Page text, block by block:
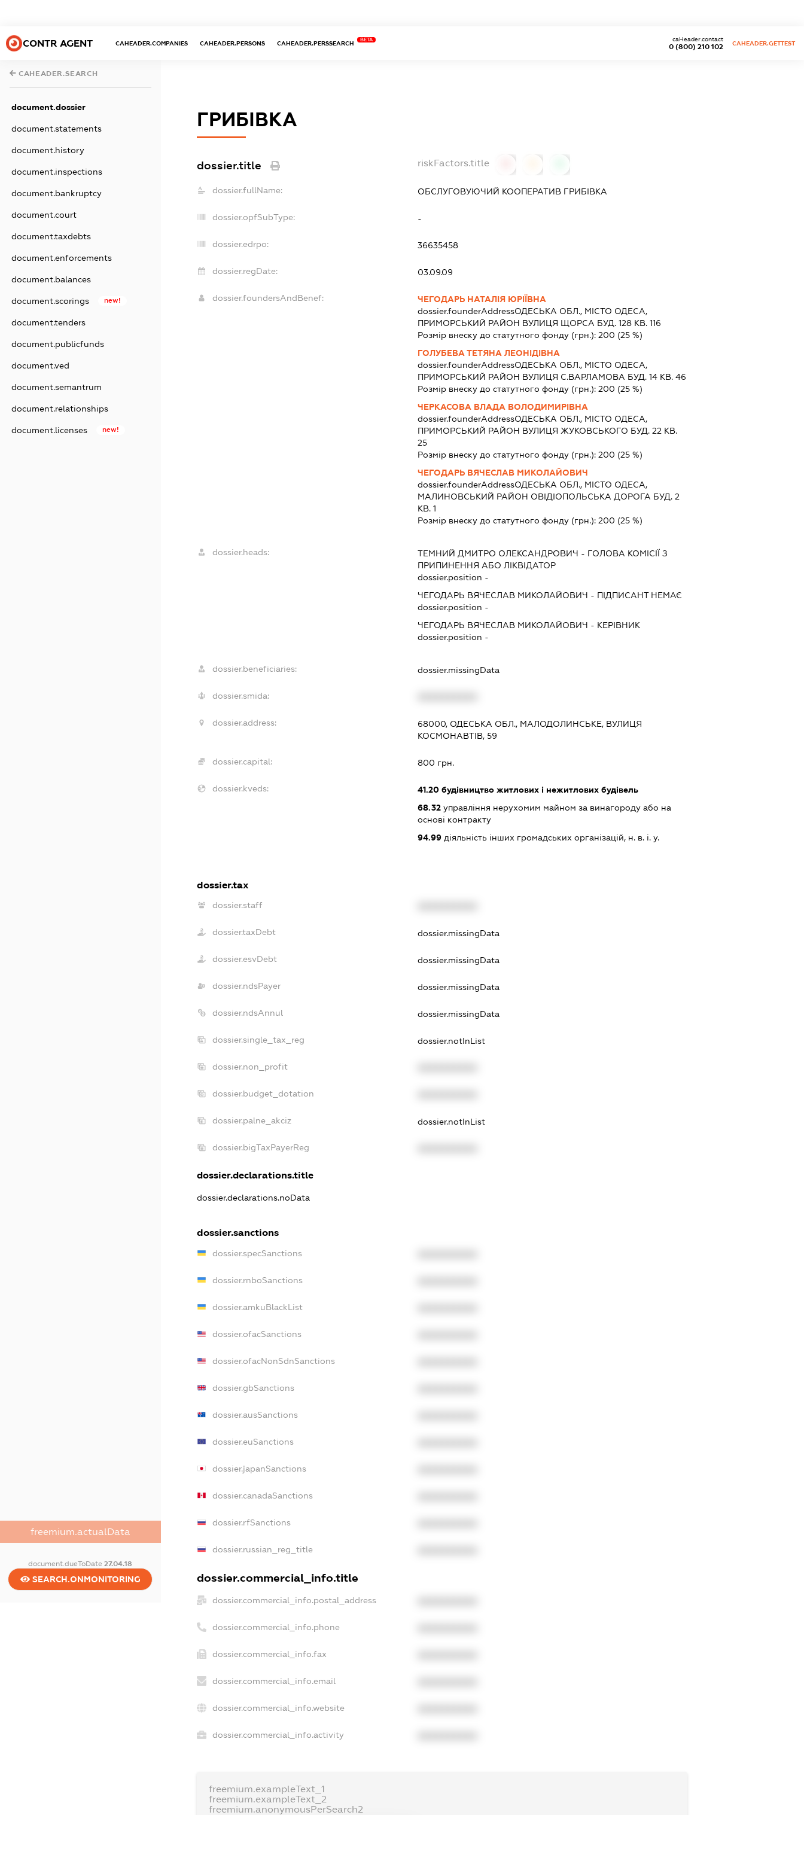
CONTR AGENT CAHEADER.COMPANIES CAHEADER.PERSONS CAHEADER.PERSSEARCH
BETA
0 (800) 210 102
caHeader.contact
CAHEADER.GETTEST
CAHEADER.SEARCH
document.dossier
document.statements
document.history
document.inspections
document.bankruptcy
document.court
document.taxdebts
document.enforcements
document.balances
document.scorings new!
document.tenders
document.publicfunds
document.ved
document.semantrum
document.relationships
document.licenses new!
freemium.actualData
document.dueToDate27.04.18
SEARCH.ONMONITORING
ГРИБІВКА
dossier.title riskFactors.title
dossier.fullName: ОБСЛУГОВУЮЧИЙ КООПЕРАТИВ ГРИБІВКА
dossier.opfSubType: -
dossier.edrpo: 36635458
dossier.regDate: 03.09.09
dossier.foundersAndBenef:
ЧЕГОДАРЬ НАТАЛІЯ ЮРІЇВНА
dossier.founderAddressОДЕСЬКА ОБЛ., МІСТО ОДЕСА,
ПРИМОРСЬКИЙ РАЙОН ВУЛИЦЯ ЩОРСА БУД. 128 КВ. 116
Розмір внеску до статутного фонду (грн.):200 (25 %)
ГОЛУБЕВА ТЕТЯНА ЛЕОНІДІВНА
dossier.founderAddressОДЕСЬКА ОБЛ., МІСТО ОДЕСА,
ПРИМОРСЬКИЙ РАЙОН ВУЛИЦЯ С.ВАРЛАМОВА БУД. 14 КВ. 46
Розмір внеску до статутного фонду (грн.):200 (25 %)
ЧЕРКАСОВА ВЛАДА ВОЛОДИМИРІВНА
dossier.founderAddressОДЕСЬКА ОБЛ., МІСТО ОДЕСА,
ПРИМОРСЬКИЙ РАЙОН ВУЛИЦЯ ЖУКОВСЬКОГО БУД. 22 КВ.
25
Розмір внеску до статутного фонду (грн.):200 (25 %)
ЧЕГОДАРЬ ВЯЧЕСЛАВ МИКОЛАЙОВИЧ
dossier.founderAddressОДЕСЬКА ОБЛ., МІСТО ОДЕСА,
МАЛИНОВСЬКИЙ РАЙОН ОВІДІОПОЛЬСЬКА ДОРОГА БУД. 2
КВ. 1
Розмір внеску до статутного фонду (грн.):200 (25 %)
dossier.heads: ТЕМНИЙ ДМИТРО ОЛЕКСАНДРОВИЧ - ГОЛОВА КОМІСІЇ З
ПРИПИНЕННЯ АБО ЛІКВІДАТОР
dossier.position -
ЧЕГОДАРЬ ВЯЧЕСЛАВ МИКОЛАЙОВИЧ - ПІДПИСАНТНЕМАЄ
dossier.position -
ЧЕГОДАРЬ ВЯЧЕСЛАВ МИКОЛАЙОВИЧ - КЕРІВНИК
dossier.position -
dossier.beneficiaries: dossier.missingData
dossier.smida:
dossier.address:
68000, ОДЕСЬКА ОБЛ., МАЛОДОЛИНСЬКЕ, ВУЛИЦЯ
КОСМОНАВТІВ, 59
dossier.capital: 800 грн.
dossier.kveds: 41.20 будівництво житлових і нежитлових будівель
68.32 управління нерухомим майном за винагороду або на
основі контракту
94.99 діяльність інших громадських організацій, н. в. і. у.
dossier.tax
dossier.staff
dossier.taxDebt dossier.missingData
dossier.esvDebt dossier.missingData
dossier.ndsPayer dossier.missingData
dossier.ndsAnnul dossier.missingData
dossier.single_tax_reg dossier.notInList
dossier.non_profit
dossier.budget_dotation
dossier.palne_akciz dossier.notInList
dossier.bigTaxPayerReg
dossier.declarations.title
dossier.declarations.noData
dossier.sanctions
dossier.specSanctions
dossier.rnboSanctions
dossier.amkuBlackList
dossier.ofacSanctions
dossier.ofacNonSdnSanctions
dossier.gbSanctions
dossier.ausSanctions
dossier.euSanctions
dossier.japanSanctions
dossier.canadaSanctions
dossier.rfSanctions
dossier.russian_reg_title
dossier.commercial_info.title
dossier.commercial_info.postal_address
dossier.commercial_info.phone
dossier.commercial_info.fax
dossier.commercial_info.email
dossier.commercial_info.website
dossier.commercial_info.activity
freemium.exampleText_1
freemium.exampleText_2
freemium.anonymousPerSearch2